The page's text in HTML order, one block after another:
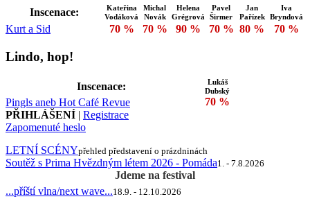
Inscenace:
Kateřina
Vodáková
Michal
Novák
Helena
Grégrová
Pavel
Širmer
Jan
Pařízek
Iva
Bryndová
Kurt a Sid 70 % 70 % 90 % 70 % 80 % 70 %
Lindo, hop!
Inscenace:
Lukáš
Dubský
Pingls aneb Hot Café Revue
70 %
PŘIHLÁŠENÍ | Registrace
Zapomenuté heslo
LETNÍ SCÉNYpřehled představení o prázdninách
Soutěž s Prima Hvězdným létem 2026 - Pomáda1. - 7.8.2026
Jdeme na festival
...příští vlna/next wave...18.9. - 12.10.2026